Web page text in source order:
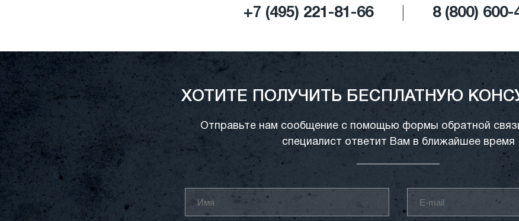
+7 (495) 221-81-66 8 (800) 600-
ХОТИТЕ ПОЛУЧИТЬ БЕСПЛАТНУЮ
Отправьте нам сообщение с помощью формы обратной
специалист ответит Вам в ближайшее время